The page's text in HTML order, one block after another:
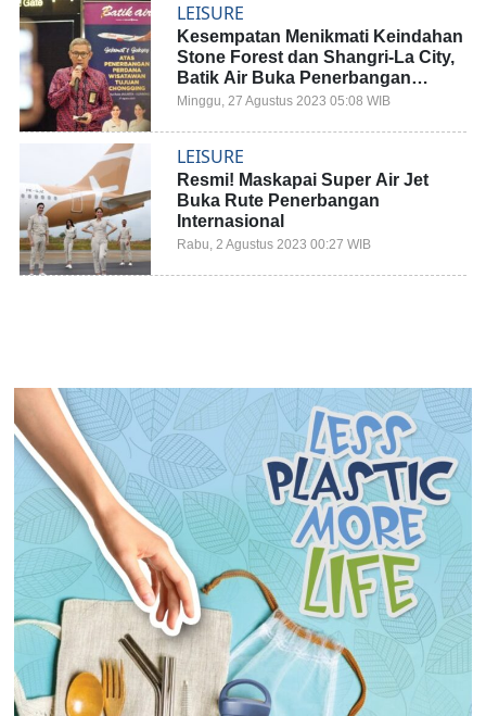
LEISURE
Kesempatan Menikmati Keindahan
Stone Forest dan Shangri-La City,
Batik Air Buka Penerbangan
Jakarta-Kunming
Minggu, 27 Agustus 2023 05:08 WIB
LEISURE
Resmi! Maskapai Super Air Jet
Buka Rute Penerbangan
Internasional
Rabu, 2 Agustus 2023 00:27 WIB